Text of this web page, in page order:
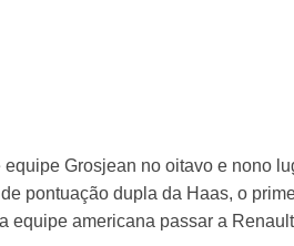
Grosjean no oitavo e nono
pontuação dupla da Haas, o
equipe americana passar a